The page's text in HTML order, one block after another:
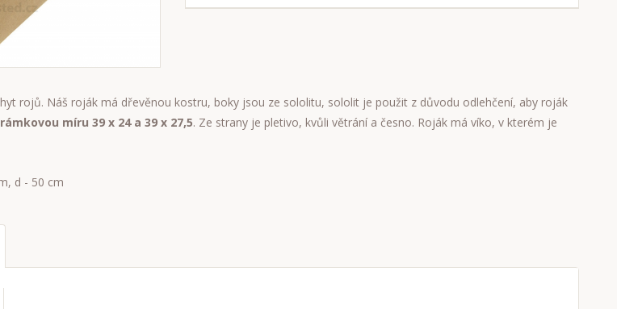
rojů. Náš roják má dřevěnou kostru, boky jsou ze sololitu, sololit je použit z důvodu odlehčení, aby roják
rámkovou míru 39 x 24 a 39 x 27,5. Ze strany je pletivo, kvůli větrání a česno. Roják má víko, v kterém je
d - 50 cm